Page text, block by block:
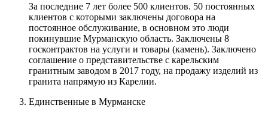
За последние 7 лет более 500 клиентов. 50 постоянных
клиентов с которыми заключены договора на
постоянное обслуживание, в основном это люди
покинувшие Мурманскую область. Заключены 8
госконтрактов на услуги и товары (камень). Заключено
соглашение о представительстве с карельским
гранитным заводом в 2017 году, на продажу изделий из
гранита напрямую из Карелии.
Единственные в Мурманске